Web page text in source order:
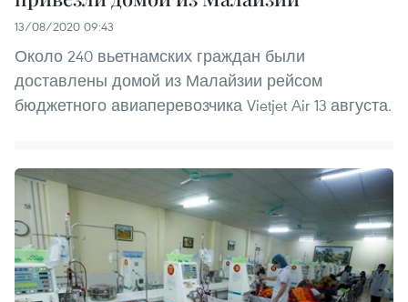
13/08/2020 09:43
Около 240 вьетнамских граждан были
доставлены домой из Малайзии рейсом
бюджетного авиаперевозчика Vietjet Air 13 августа.